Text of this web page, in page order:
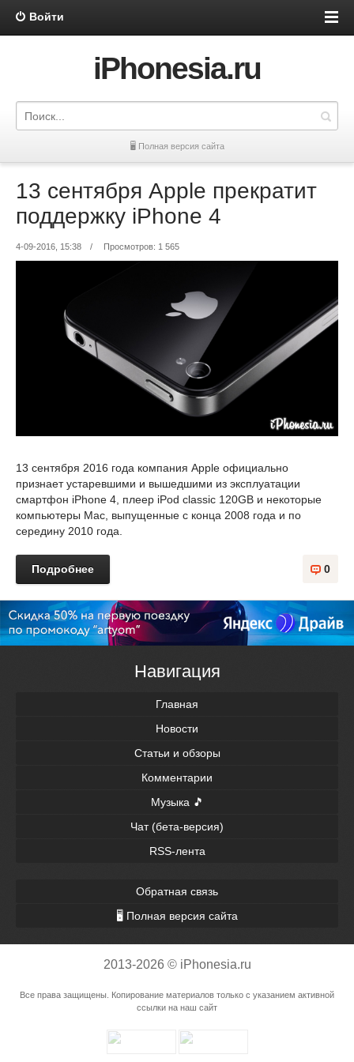
Войти
iPhonesia.ru
🖥 Полная версия сайта
13 сентября Apple прекратит
поддержку iPhone 4
4-09-2016, 15:38 / Просмотров: 1 565
13 сентября 2016 года компания Apple официально
признает устаревшими и вышедшими из эксплуатации
смартфон iPhone 4, плеер iPod classic 120GB и некоторые
компьютеры Mac, выпущенные с конца 2008 года и по
середину 2010 года.
Подробнее 0
Навигация
Главная
Новости
Статьи и обзоры
Комментарии
Музыка 🎵
Чат (бета-версия)
RSS-лента
Обратная связь
🖥 Полная версия сайта
2013-2026 © iPhonesia.ru
Все права защищены. Копирование материалов только с указанием активной
ссылки на наш сайт